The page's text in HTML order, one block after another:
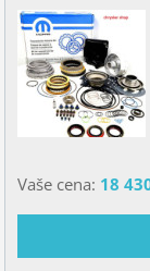
Vaše cena: 18